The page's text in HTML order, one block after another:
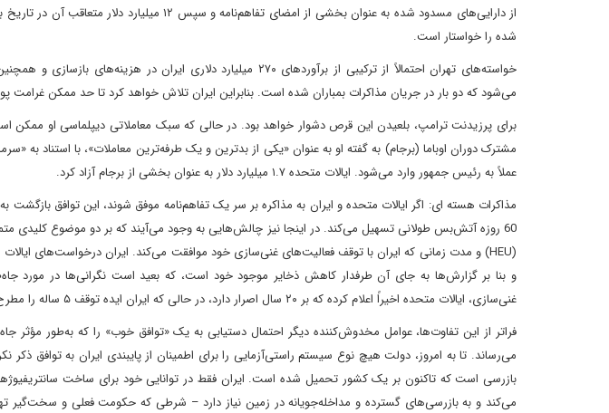
شده را خواستار است.
خواسته‌های تهران احتمالاً از ترکیبی از برآوردهای ۲۷۰ میلیارد دلاری
می‌شود که دو بار در جریان مذاکرات بمباران شده است. بنابراین ایران تلاش خواهد کرد تا حد ممکن غرامت
برای پرزیدنت ترامپ، بلعیدن این قرص دشوار خواهد بود. در حالی که سبک معاملاتی دیپلماسی او ممکن
مشترک دوران اوباما (برجام) به گفته او به عنوان «یکی از بدترین و یک طرفه‌ترین معاملات»، با استناد به
عملاً به رئیس جمهور وارد می‌شود. ایالات متحده ۱.۷ میلیارد دلار به عنوان بخشی از برجام آزاد کرد.
مذاکرات هسته ای: اگر ایالات متحده و ایران به مذاکره بر سر یک تفاهم‌نامه موفق شوند، این توافق بازگشت
و بنا بر گزارش‌ها به جای آن طرفدار کاهش ذخایر موجود خود است، که بعید است نگرانی‌ها در مورد
غنی‌سازی، ایالات متحده اخیراً اعلام کرده که بر ۲۰ سال اصرار دارد، در حالی که ایران ایده توقف ۵ ساله را مطرح کرده است.
فراتر از این تفاوت‌ها، عوامل مخدوش‌کننده دیگر احتمال دستیابی به یک «توافق خوب» را که به‌طور مؤثر
می‌رساند. تا به امروز، دولت هیچ نوع سیستم راستی‌آزمایی را برای اطمینان از پایبندی ایران به توافق
بازرسی است که تاکنون بر یک کشور تحمیل شده است. ایران فقط در توانایی خود برای ساخت
می‌کند و به بازرسی‌های گسترده و مداخله‌جویانه در زمین نیاز دارد – شرطی که حکومت فعلی و سخت‌گیر